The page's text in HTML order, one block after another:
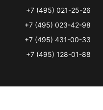
+7 (495) 021-25-26
+7 (495) 023-42-98
+7 (495) 431-00-33
+7 (495) 128-01-88